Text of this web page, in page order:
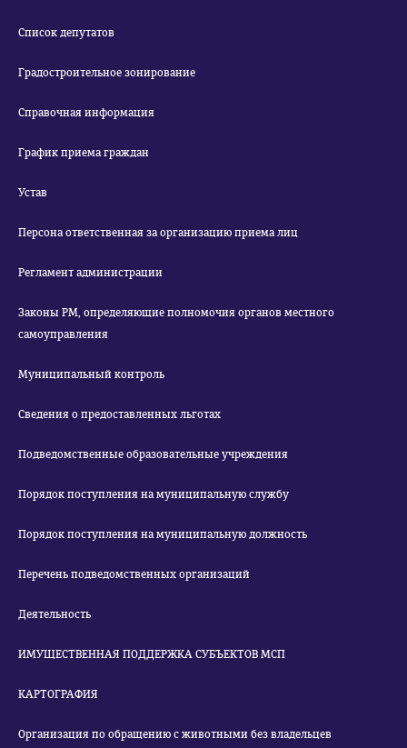
Список депутатов
Градостроительное зонирование
Справочная информация
График приема граждан
Устав
Персона ответственная за организацию приема лиц
Регламент администрации
Законы РМ, определяющие полномочия органов местного
самоуправления
Муниципальный контроль
Сведения о предоставленных льготах
Подведомственные образовательные учреждения
Порядок поступления на муниципальную службу
Порядок поступления на муниципальную должность
Перечень подведомственных организаций
Деятельность
ИМУЩЕСТВЕННАЯ ПОДДЕРЖКА СУБЪЕКТОВ МСП
КАРТОГРАФИЯ
Организация по обращению с животными без владельцев